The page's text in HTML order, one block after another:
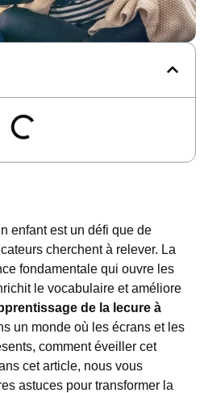
enfant est un défi que de
cherchent à relever. La
fondamentale qui ouvre les
le vocabulaire et améliore
de la lecure à
un monde où les écrans et les
comment éveiller cet
cet article, nous vous
astuces pour transformer la